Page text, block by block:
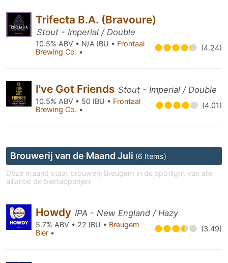
Trifecta B.A. (Bravoure)
Stout - Imperial / Double
10.5% ABV • N/A IBU • Frontaal
Brewing Co. • (4.24)
I've Got Friends Stout - Imperial / Double
10.5% ABV • 50 IBU • Frontaal
Brewing Co. • (4.01)
Brouwerij van de Maand Juli (6 Items)
Deze maand staat brouwerij Breugem in de spotlight van alle
alliantie de biertapperijen
Howdy IPA - New England / Hazy
5.7% ABV • 22 IBU • Breugem
Bier • (3.49)